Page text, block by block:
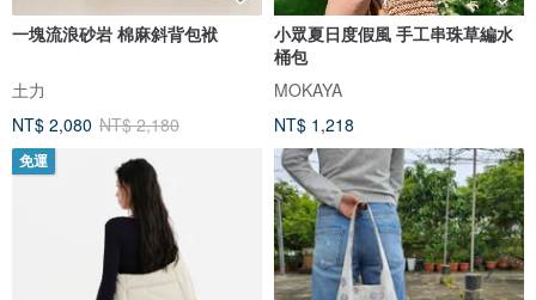
一塊流浪砂岩 棉麻斜背包袱
土力
NT$ 2,080 NT$ 2,180
小眾夏日度假風 手工串珠草編水
桶包
MOKAYA
NT$ 1,218
免運